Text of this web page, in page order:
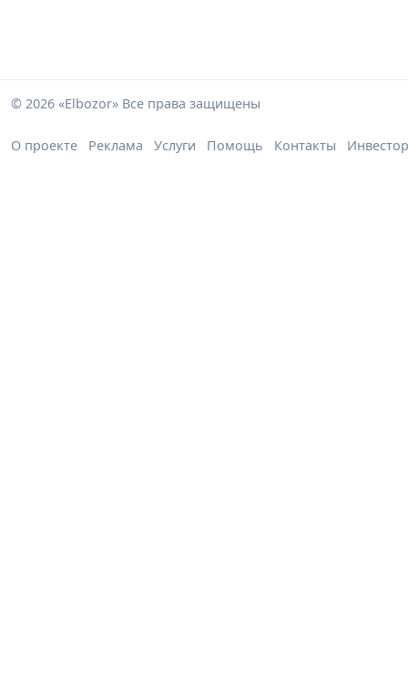
© 2026 «Elbozor» Все права защищены
О проекте Реклама Услуги Помощь Контакты